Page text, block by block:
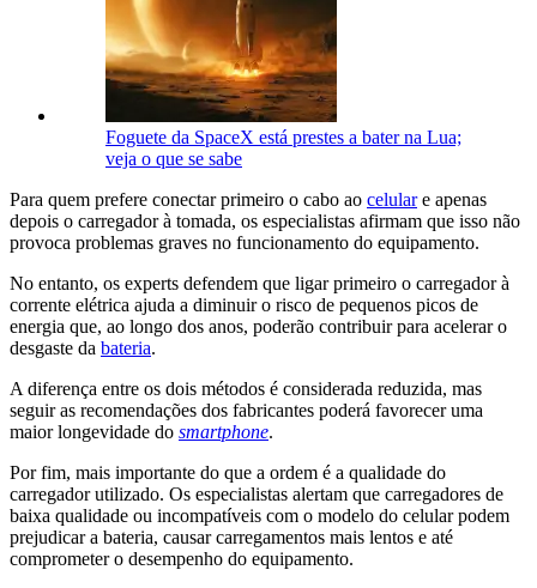
Foguete da SpaceX está prestes a bater na Lua;
veja o que se sabe
Para quem prefere conectar primeiro o cabo ao celulare apenas
depois o carregador à tomada, os especialistas afirmam que isso não
provoca problemas graves no funcionamento do equipamento.
No entanto, os experts defendem que ligar primeiro o carregador à
corrente elétrica ajuda a diminuir o risco de pequenos picos de
energia que, ao longo dos anos, poderão contribuir para acelerar o
desgaste da bateria.
A diferença entre os dois métodos é considerada reduzida, mas
seguir as recomendações dos fabricantes poderá favorecer uma
maior longevidade do smartphone.
Por fim, mais importante do que a ordem é a qualidade do
carregador utilizado. Os especialistas alertam que carregadores de
baixa qualidade ou incompatíveis com o modelo do celular podem
prejudicar a bateria, causar carregamentos mais lentos e até
comprometer o desempenho do equipamento.